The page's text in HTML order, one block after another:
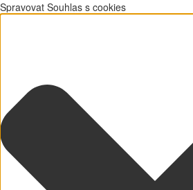
Spravovat Souhlas s cookies